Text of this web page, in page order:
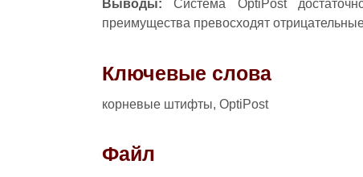
Выводы:Система OptiPost
преимущества превосходят
Ключевые слова
корневые штифты, OptiPost
Файл